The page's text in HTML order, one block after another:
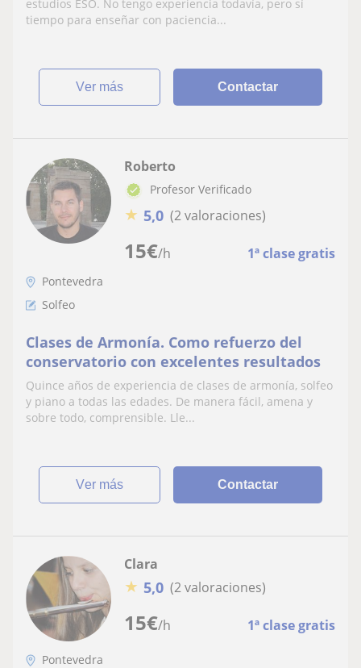
estudios ESO. No tengo experiencia todavía, pero sí
tiempo para enseñar con paciencia...
ver más Contactar
15€/h 1ª clase gratis
Roberto
Profesor Verificado
★ 5,0 (2 valoraciones)
Pontevedra
Solfeo
Clases de Armonía. Como refuerzo del
conservatorio con excelentes resultados
Quince años de experiencia de clases de armonía, solfeo
y piano a todas las edades. De manera fácil, amena y
sobre todo, comprensible. Lle...
ver más Contactar
15€/h 1ª clase gratis
Clara
★ 5,0 (2 valoraciones)
Pontevedra